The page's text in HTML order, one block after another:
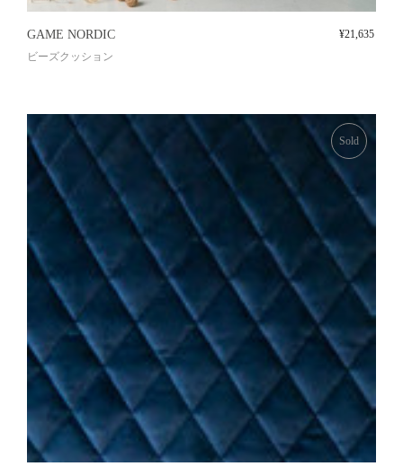
GAME NORDIC
ビーズクッション
¥21,635
Sold